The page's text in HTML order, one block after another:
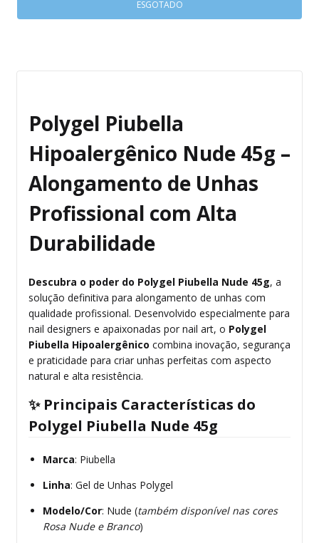
Polygel Piubella
Hipoalergênico Nude 45g –
Alongamento de Unhas
Profissional com Alta
Durabilidade
Descubra o poder do Polygel Piubella Nude 45g, a
solução definitiva para alongamento de unhas com
qualidade profissional. Desenvolvido especialmente para
nail designers e apaixonadas por nail art, o Polygel
Piubella Hipoalergênico combina inovação, segurança
e praticidade para criar unhas perfeitas com aspecto
natural e alta resistência.
✨ Principais Características do
Polygel Piubella Nude 45g
Marca: Piubella
Linha: Gel de Unhas Polygel
Modelo/Cor: Nude (também disponível nas cores
Rosa Nude e Branco)